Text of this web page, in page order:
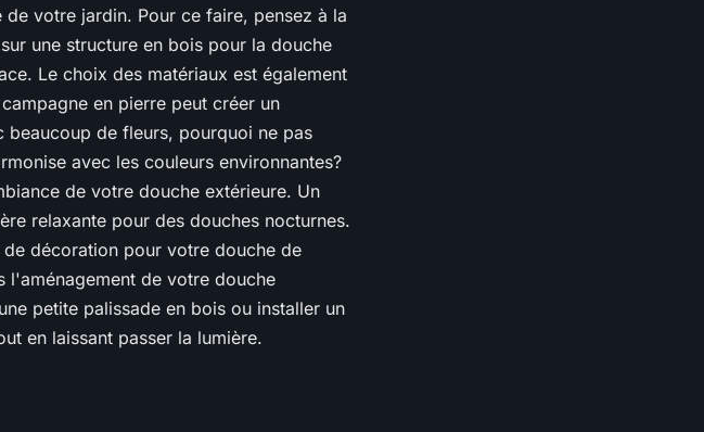
votre jardin. Pour ce faire, pensez à la
une structure en bois pour la douche
Le choix des matériaux est également
en pierre peut créer un
beaucoup de fleurs, pourquoi ne pas
avec les couleurs environnantes?
de votre douche extérieure. Un
relaxante pour des douches nocturnes.
décoration pour votre douche de
de votre douche
petite palissade en bois ou installer un
en laissant passer la lumière.